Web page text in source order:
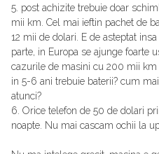
5. post achizite trebuie doar
mii km. Cel mai ieftin pachet de
12 mii de dolari. E de asteptat
parte, in Europa se ajunge foarte
cazurile de masini cu 200 mii
in 5-6 ani trebuie baterii? cum
atunci?
6. Orice telefon de 50 de dolari
noapte. Nu mai cascam ochii la